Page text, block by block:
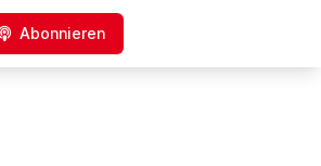
Abonnieren